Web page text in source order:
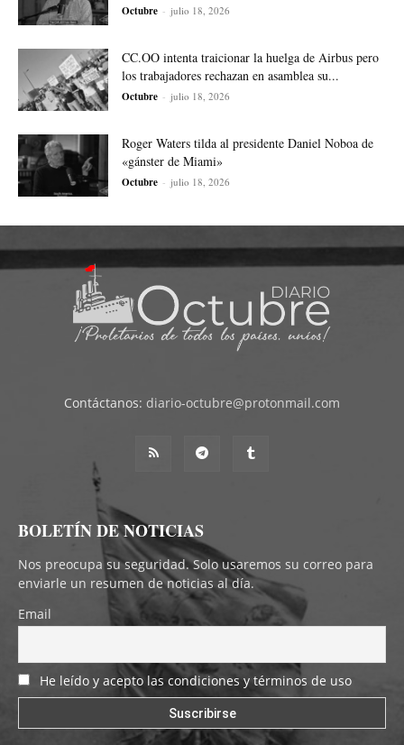
Octubre - julio 18, 2026
CC.OO intenta traicionar la huelga de Airbus pero
los trabajadores rechazan en asamblea su...
Octubre - julio 18, 2026
Roger Waters tilda al presidente Daniel Noboa de
«gánster de Miami»
Octubre - julio 18, 2026
Contáctanos: diario-octubre@protonmail.com
BOLETÍN DE NOTICIAS
Nos preocupa su seguridad. Solo usaremos su correo para
enviarle un resumen de noticias al día.
Email
He leído y acepto las condiciones y términos de uso